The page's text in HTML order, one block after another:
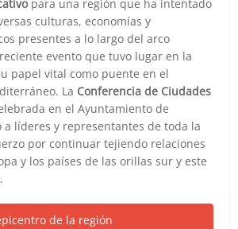
para una región que ha intentado
culturas, economías y
presentes a lo largo del arco
evento que tuvo lugar en la
papel vital como puente en el
La Conferencia de Ciudades
en el Ayuntamiento de
a líderes y representantes de toda la
por continuar tejiendo relaciones
y los países de las orillas sur y este